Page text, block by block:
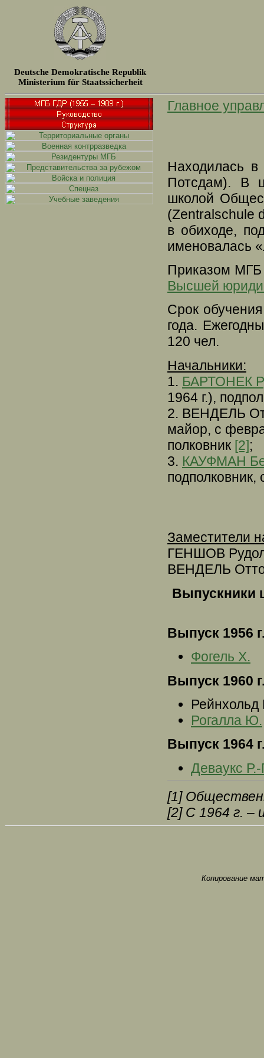
Deutsche Demokratische Republik
Ministerium für Staatssicherheit
Главное
Находилась в
Потсдам). В
школой
(Zentralschule
в обиходе,
именовалась
Приказом
Высшей
Срок
года.
120 чел.
Начальники:
1. БАРТОНЕК
1964 г.),
2. ВЕНДЕЛЬ
майор, с
полковник [2];
3. КАУФМАН
подполковник,
Заместители
ГЕНШОВ
ВЕНДЕЛЬ Отто
Выпускники
Выпуск 1956
Фогель Х.
Выпуск 1960
Рейнхольд
Рогалла Ю.
Выпуск 1964
Деваукс
[1]
[2]C 1964 г. –
Копирование